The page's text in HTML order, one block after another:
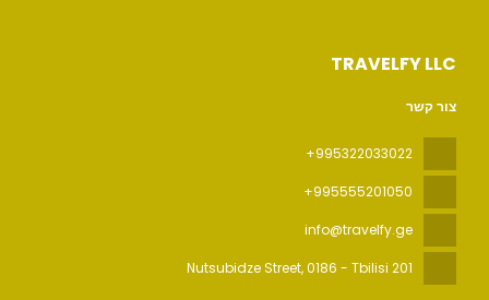
TRAVELFY LLC
צור קשר
+995322033022
+995555201050
info@travelfy.ge
201 Nutsubidze Street
, 0186 - Tbilisi